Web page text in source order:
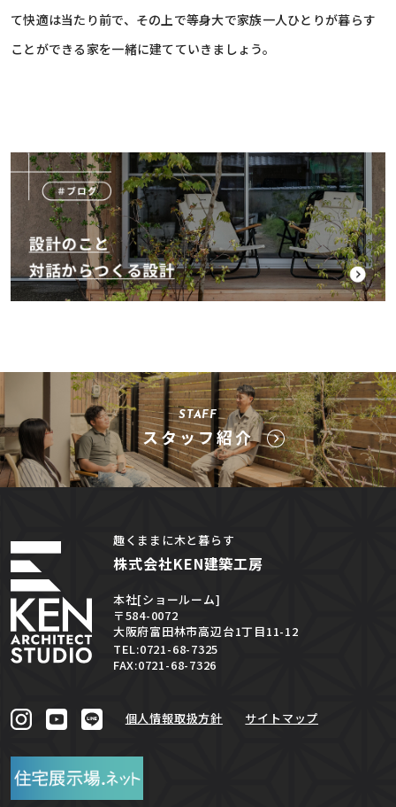
て快適は当たり前で、その上で等身大で家族一人ひとりが暮らす
ことができる家を一緒に建てていきましょう。
STAFF
スタッフ紹介
趣くままに木と暮らす
株式会社KEN建築工房
本社[ショールーム]
〒584-0072
大阪府富田林市高辺台1丁目11-12
TEL:0721-68-7325
FAX:0721-68-7326
個人情報取扱方針 サイトマップ